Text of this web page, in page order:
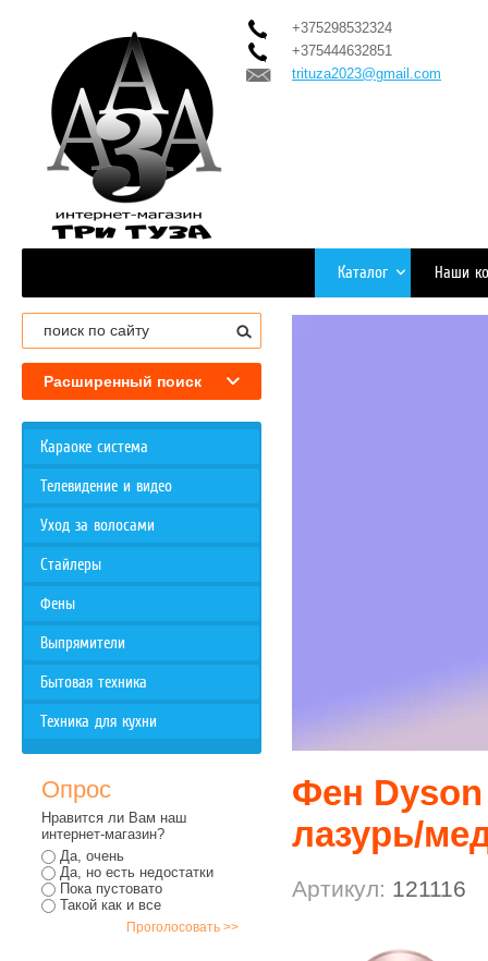
+375298532324
+375444632851
trituza2023@gmail.com
Каталог Наши
Фен Dyson
лазурь/
Артикул: 121116
Расширенный поиск
Караоке система
Телевидение и видео
Уход за волосами
Стайлеры
Фены
Выпрямители
Бытовая техника
Техника для кухни
Опрос
Нравится ли Вам наш
интернет-магазин?
Да, очень
Да, но есть недостатки
Пока пустовато
Такой как и все